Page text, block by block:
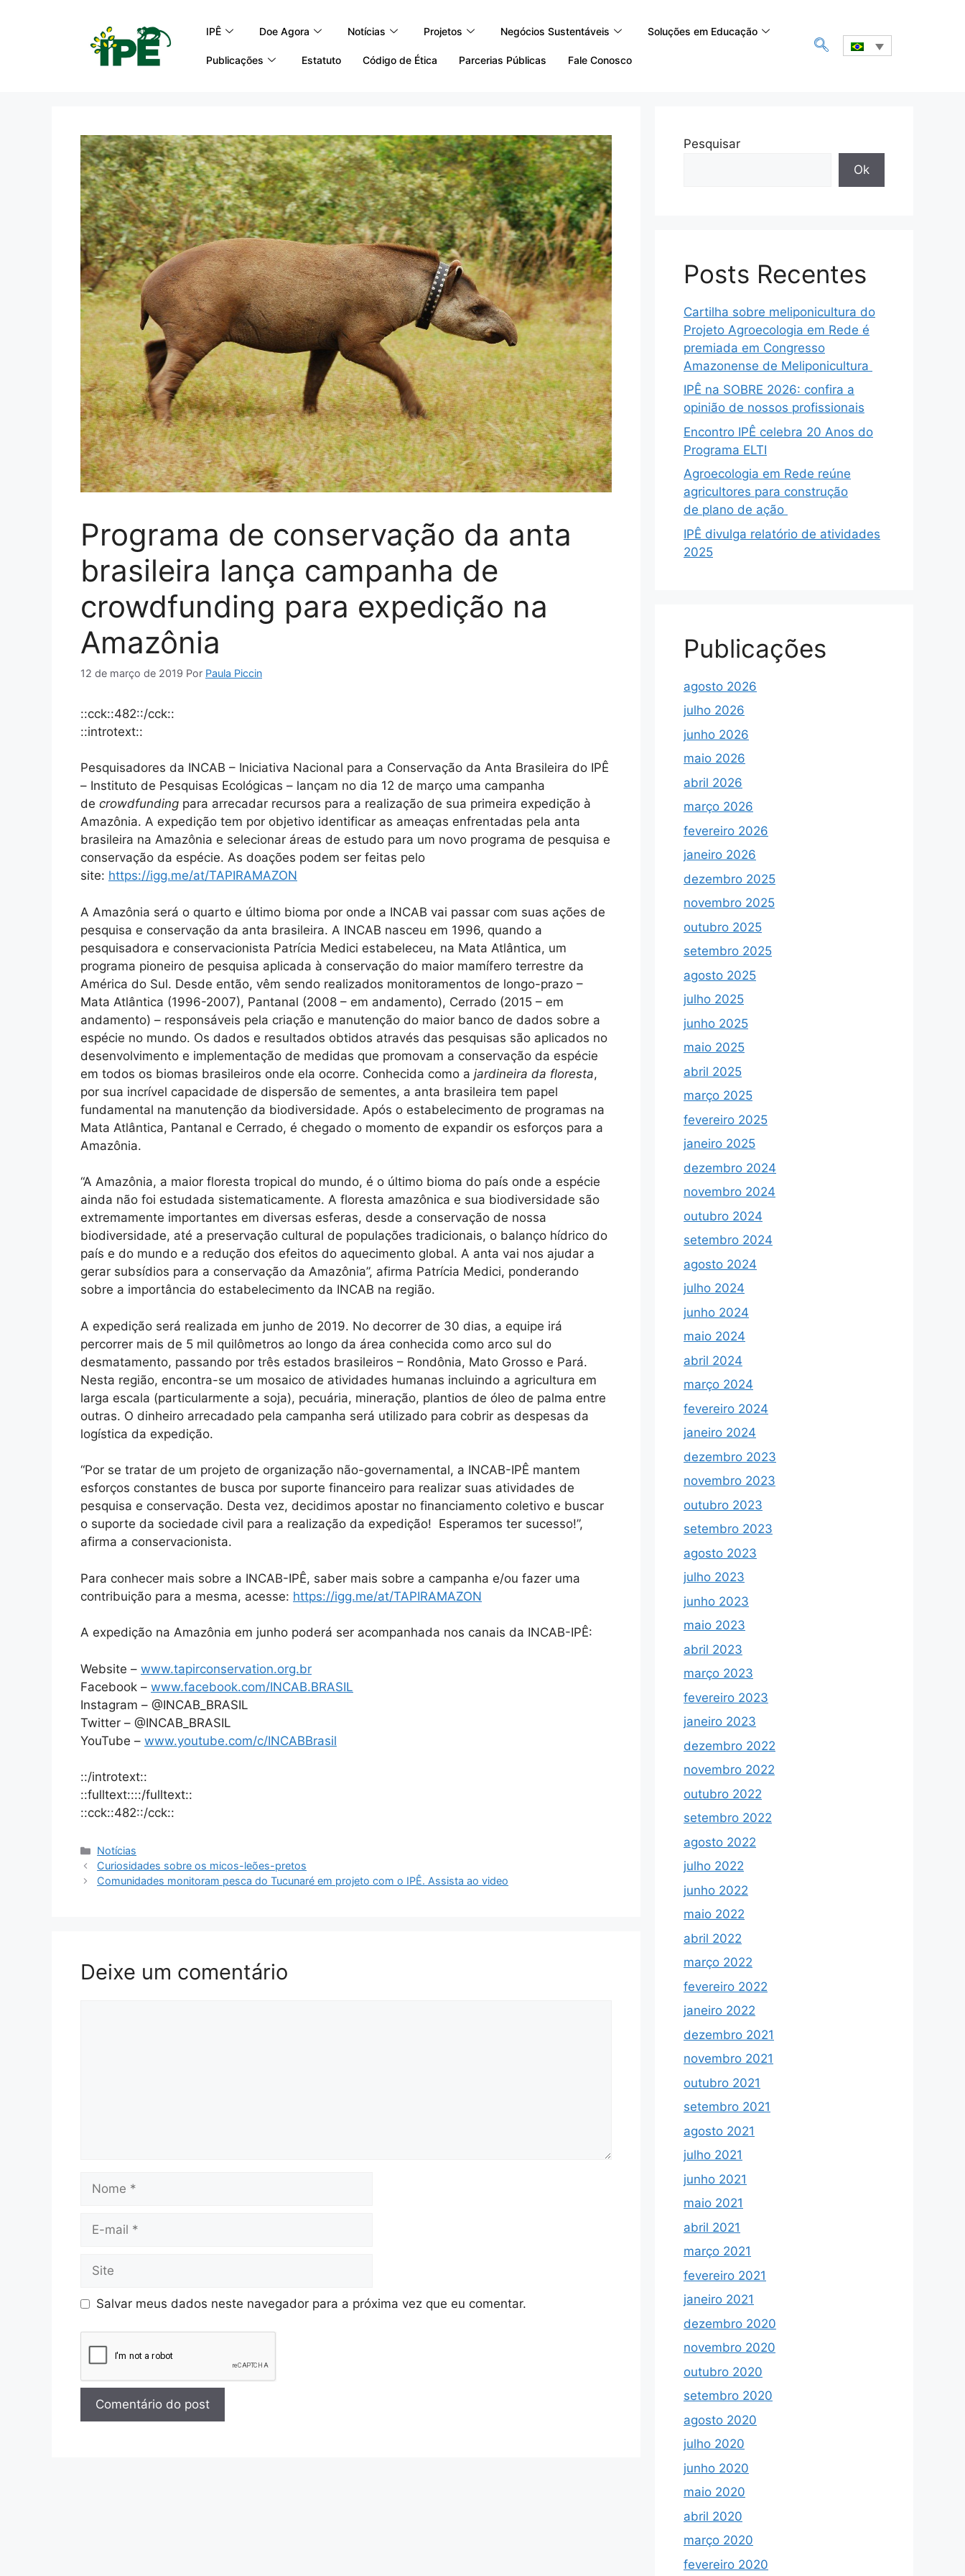
IPÊ Doe Agora Notícias Projetos Negócios Sustentáveis Soluções em Educação
Publicações Estatuto Código de Ética Parcerias Públicas Fale Conosco
Programa de conservação da anta
brasileira lança campanha de
crowdfunding para expedição na
Amazônia
12 de março de 2019 Por Paula Piccin
::cck::482::/cck::
::introtext::
Pesquisadores da INCAB – Iniciativa Nacional para a Conservação da Anta Brasileira do IPÊ
– Instituto de Pesquisas Ecológicas – lançam no dia 12 de março uma campanha
de crowdfunding para arrecadar recursos para a realização de sua primeira expedição à
Amazônia. A expedição tem por objetivo identificar as ameaças enfrentadas pela anta
brasileira na Amazônia e selecionar áreas de estudo para um novo programa de pesquisa e
conservação da espécie. As doações podem ser feitas pelo
site: https://igg.me/at/TAPIRAMAZON
A Amazônia será o quarto e último bioma por onde a INCAB vai passar com suas ações de
pesquisa e conservação da anta brasileira. A INCAB nasceu em 1996, quando a
pesquisadora e conservacionista Patrícia Medici estabeleceu, na Mata Atlântica, um
programa pioneiro de pesquisa aplicada à conservação do maior mamífero terrestre da
América do Sul. Desde então, vêm sendo realizados monitoramentos de longo-prazo –
Mata Atlântica (1996-2007), Pantanal (2008 – em andamento), Cerrado (2015 – em
andamento) – responsáveis pela criação e manutenção do maior banco de dados sobre a
espécie no mundo. Os dados e resultados obtidos através das pesquisas são aplicados no
desenvolvimento e implementação de medidas que promovam a conservação da espécie
em todos os biomas brasileiros onde ela ocorre. Conhecida como a jardineira da floresta,
por sua incrível capacidade de dispersão de sementes, a anta brasileira tem papel
fundamental na manutenção da biodiversidade. Após o estabelecimento de programas na
Mata Atlântica, Pantanal e Cerrado, é chegado o momento de expandir os esforços para a
Amazônia.
“A Amazônia, a maior floresta tropical do mundo, é o último bioma do país onde a espécie
ainda não foi estudada sistematicamente. A floresta amazônica e sua biodiversidade são
extremamente importantes em diversas esferas, desde a conservação de nossa
biodiversidade, até a preservação cultural de populações tradicionais, o balanço hídrico do
país e do mundo e a redução dos efeitos do aquecimento global. A anta vai nos ajudar a
gerar subsídios para a conservação da Amazônia”, afirma Patrícia Medici, ponderando
sobre a importância do estabelecimento da INCAB na região.
A expedição será realizada em junho de 2019. No decorrer de 30 dias, a equipe irá
percorrer mais de 5 mil quilômetros ao longo da área conhecida como arco sul do
desmatamento, passando por três estados brasileiros – Rondônia, Mato Grosso e Pará.
Nesta região, encontra-se um mosaico de atividades humanas incluindo a agricultura em
larga escala (particularmente a soja), pecuária, mineração, plantios de óleo de palma entre
outras. O dinheiro arrecadado pela campanha será utilizado para cobrir as despesas da
logística da expedição.
“Por se tratar de um projeto de organização não-governamental, a INCAB-IPÊ mantem
esforços constantes de busca por suporte financeiro para realizar suas atividades de
pesquisa e conservação. Desta vez, decidimos apostar no financiamento coletivo e buscar
o suporte da sociedade civil para a realização da expedição! Esperamos ter sucesso!”,
afirma a conservacionista.
Para conhecer mais sobre a INCAB-IPÊ, saber mais sobre a campanha e/ou fazer uma
contribuição para a mesma, acesse: https://igg.me/at/TAPIRAMAZON
A expedição na Amazônia em junho poderá ser acompanhada nos canais da INCAB-IPÊ:
Website – www.tapirconservation.org.br
Facebook – www.facebook.com/INCAB.BRASIL
Instagram – @INCAB_BRASIL
Twitter – @INCAB_BRASIL
YouTube – www.youtube.com/c/INCABBrasil
::/introtext::
::fulltext::::/fulltext::
::cck::482::/cck::
Notícias
Curiosidades sobre os micos-leões-pretos
Comunidades monitoram pesca do Tucunaré em projeto com o IPÊ. Assista ao video
Deixe um comentário
Salvar meus dados neste navegador para a próxima vez que eu comentar.
Pesquisar
Ok
Posts Recentes
Cartilha sobre meliponicultura do
Projeto Agroecologia em Rede é
premiada em Congresso
Amazonense de Meliponicultura
IPÊ na SOBRE 2026: confira a
opinião de nossos profissionais
Encontro IPÊ celebra 20 Anos do
Programa ELTI
Agroecologia em Rede reúne
agricultores para construção
de plano de ação
IPÊ divulga relatório de atividades
2025
Publicações
agosto 2026
julho 2026
junho 2026
maio 2026
abril 2026
março 2026
fevereiro 2026
janeiro 2026
dezembro 2025
novembro 2025
outubro 2025
setembro 2025
agosto 2025
julho 2025
junho 2025
maio 2025
abril 2025
março 2025
fevereiro 2025
janeiro 2025
dezembro 2024
novembro 2024
outubro 2024
setembro 2024
agosto 2024
julho 2024
junho 2024
maio 2024
abril 2024
março 2024
fevereiro 2024
janeiro 2024
dezembro 2023
novembro 2023
outubro 2023
setembro 2023
agosto 2023
julho 2023
junho 2023
maio 2023
abril 2023
março 2023
fevereiro 2023
janeiro 2023
dezembro 2022
novembro 2022
outubro 2022
setembro 2022
agosto 2022
julho 2022
junho 2022
maio 2022
abril 2022
março 2022
fevereiro 2022
janeiro 2022
dezembro 2021
novembro 2021
outubro 2021
setembro 2021
agosto 2021
julho 2021
junho 2021
maio 2021
abril 2021
março 2021
fevereiro 2021
janeiro 2021
dezembro 2020
novembro 2020
outubro 2020
setembro 2020
agosto 2020
julho 2020
junho 2020
maio 2020
abril 2020
março 2020
fevereiro 2020